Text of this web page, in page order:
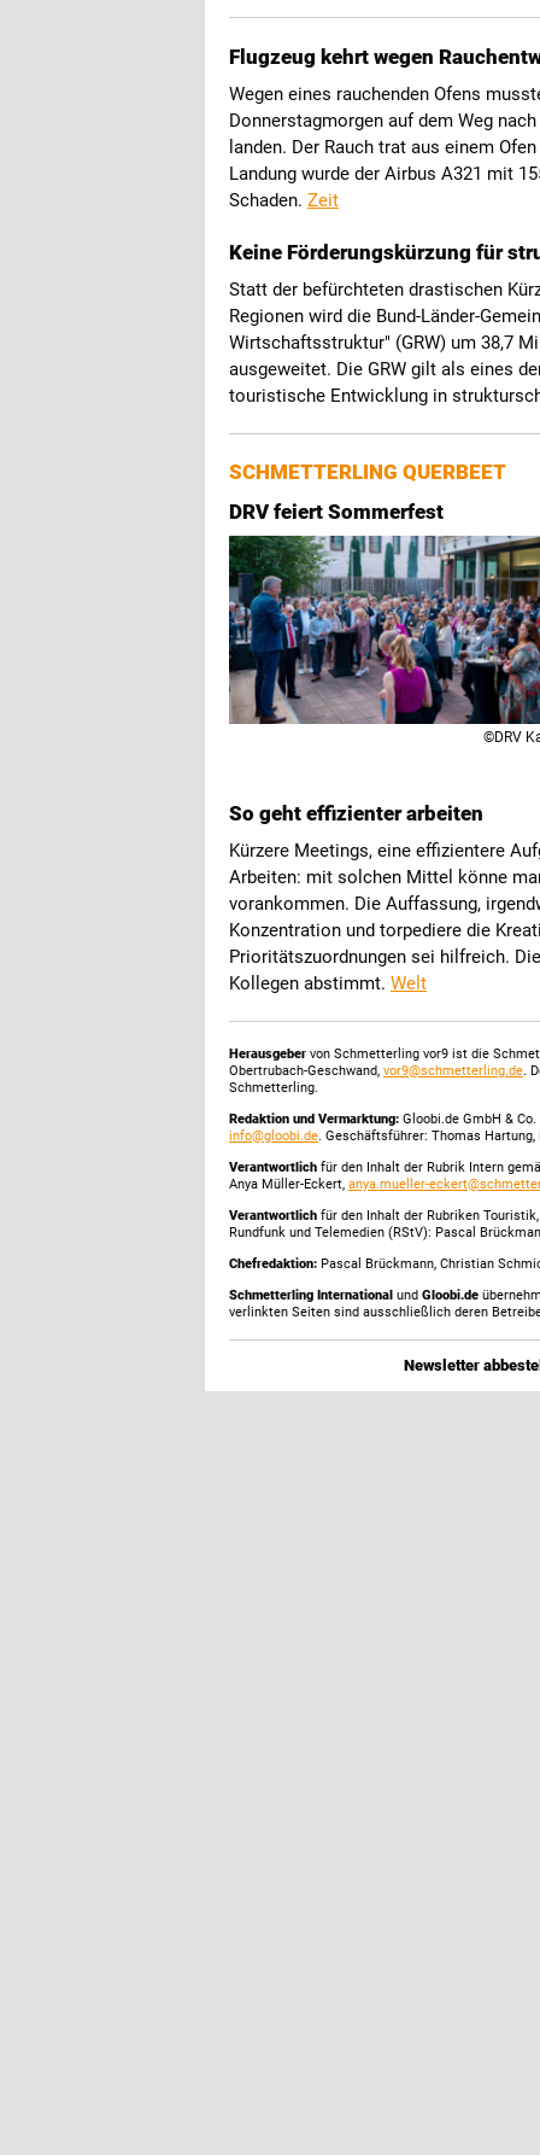
Flugzeug kehrt wegen
Wegen eines rauchenden Ofens
Donnerstagmorgen auf dem Weg
landen. Der Rauch trat aus einem
Landung wurde der Airbus A321 mit
Schaden. Zeit
Keine Förderungskürzung für
Statt der befürchteten drastischen
Regionen wird die Bund-Länder-
Wirtschaftsstruktur" (GRW) um 38,7
ausgeweitet. Die GRW gilt als eines
touristische Entwicklung in
SCHMETTERLING QUERBEET
DRV feiert Sommerfest
©DRV
So geht effizienter arbeiten
Kürzere Meetings, eine effizientere
Arbeiten: mit solchen Mittel könne
vorankommen. Die Auffassung,
Konzentration und torpediere die
Prioritätszuordnungen sei hilfreich.
Kollegen abstimmt. Welt
Herausgeber von Schmetterling vor9 ist die
Obertrubach-Geschwand, vor9@schmetterling.de.
Schmetterling.
Redaktion und Vermarktung: Gloobi.de GmbH &
info@gloobi.de. Geschäftsführer: Thomas
Verantwortlich für den Inhalt der Rubrik Intern
Anya Müller-Eckert, anya.mueller-
Verantwortlich für den Inhalt der Rubriken
Rundfunk und Telemedien (RStV): Pascal
Chefredaktion: Pascal Brückmann, Christian
Schmetterling International und Gloobi.de
verlinkten Seiten sind ausschließlich deren
Newsletter